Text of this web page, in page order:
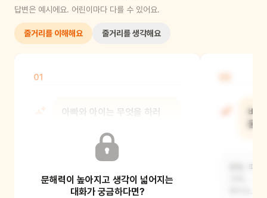
답변은 예시에요. 어린이마다 다를 수 있어요.
줄거리를 이해해요 줄거리를 생각해요
01
아빠와 아이는 무엇을 하러
문해력이 높아지고 생각이 넓어지는
대화가 궁금하다면?
바
물
물뱀, 피